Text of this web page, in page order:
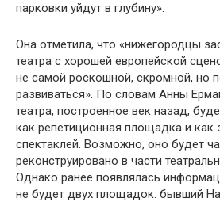
парковки уйдут в глубину».
Она отметила, что «нижегородцы
театра с хорошей европейской
не самой роскошной, скромной, но
развиваться». По словам Анны
театра, построенное век назад,
как репетиционная площадка и как
спектаклей. Возможно, оно будет
реконструировано в части
Однако ранее появлялась
не будет двух площадок: бывший